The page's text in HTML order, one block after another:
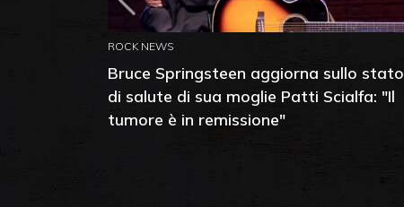
ROCK NEWS
Bruce Springsteen aggiorna sullo stato
di salute di sua moglie Patti Scialfa: "Il
tumore è in remissione"